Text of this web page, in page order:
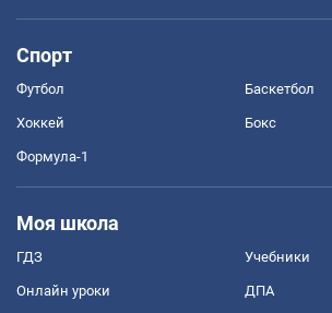
Спорт
Футбол Баскетбол
Хоккей Бокс
Формула-1
Моя школа
ГДЗ Учебники
Онлайн уроки ДПА